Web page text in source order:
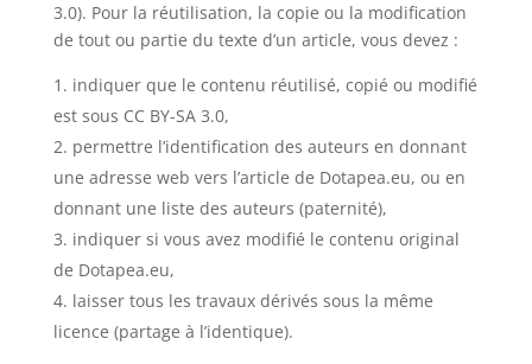
3.0). Pour la réutilisation, la copie ou la modification
de tout ou partie du texte d’un article, vous devez :
indiquer que le contenu réutilisé, copié ou modifié
est sous CC BY-SA 3.0,
permettre l’identification des auteurs en donnant
une adresse web vers l’article de Dotapea.eu, ou en
donnant une liste des auteurs (paternité),
indiquer si vous avez modifié le contenu original
de Dotapea.eu,
laisser tous les travaux dérivés sous la même
licence (partage à l’identique).